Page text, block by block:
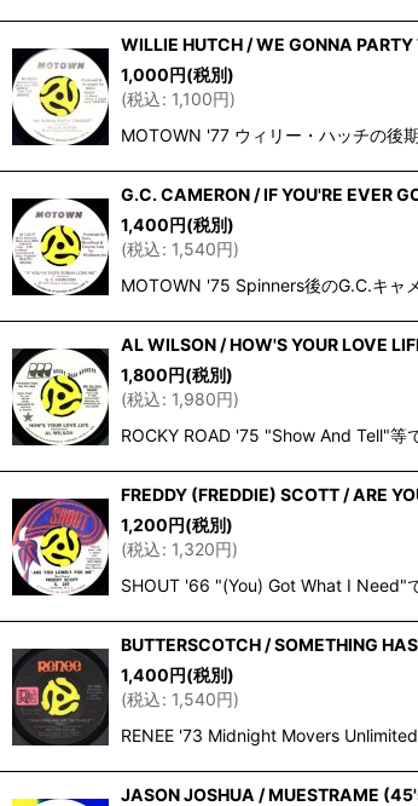
WILLIE HUTCH / WE GONNA
1,000円(税別)
(税込: 1,100円)
MOTOWN '77 ウィリー・ハッチの後
G.C. CAMERON / IF YOU'RE EVER
1,400円(税別)
(税込: 1,540円)
MOTOWN '75 Spinners後のG.C.キャ
AL WILSON / HOW'S YOUR LOVE
1,800円(税別)
(税込: 1,980円)
ROCKY ROAD '75 "Show And Tell"等
FREDDY (FREDDIE) SCOTT / ARE
1,200円(税別)
(税込: 1,320円)
SHOUT '66 "(You) Got What I Need"
BUTTERSCOTCH / SOMETHING
1,400円(税別)
(税込: 1,540円)
RENEE '73 Midnight Movers
JASON JOSHUA / MUESTRAME